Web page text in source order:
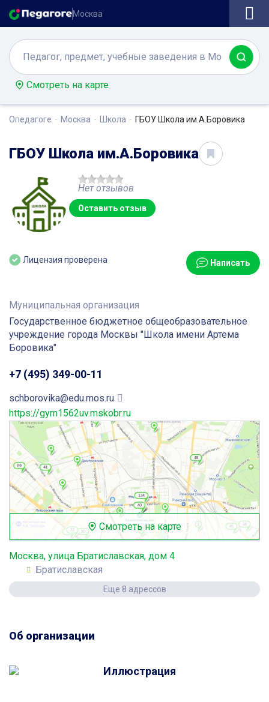
Москва
Смотреть на карте
Опедагоге Москва Школа ГБОУ Школа им.А.Боровика
ГБОУ Школа им.А.Боровика
Нет отзывов
Оставить отзыв
Лицензия проверена Написать
Муниципальная организация
Государственное бюджетное общеобразовательное
учреждение города Москвы "Школа имени Артема
Боровика"
+7 (495) 349-00-11
schborovika@edu.mos.ru
https://gym1562uv.mskobr.ru
Смотреть на карте
Москва, улица Братиславская, дом 4
Братиславская
Еще 8 адрессов
Об организации